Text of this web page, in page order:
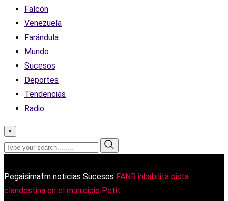
Falcón
Venezuela
Farándula
Mundo
Sucesos
Deportes
Tendencias
Radio
×
Pegaisimafm noticias Sucesos FANB inhabilita pista
clandestina en el municipio Petit